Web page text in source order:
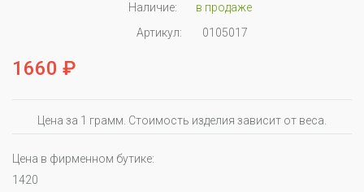
Наличие:
в продаже
Артикул:
0105017
1660 ₽
Цена за 1 грамм. Стоимость изделия зависит от веса.
Цена в фирменном бутике:
1420